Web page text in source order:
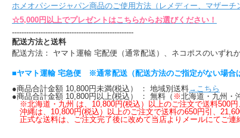
ホメオパシージャパン商品のご使用方法（レメディー、マザーチ
☆5,000円以上でプレゼントはこちらからお選びください！
---------------------------------------------------
配送方法と送料
配送方法： ヤマト運輸 宅配便（通常配送）、ネコポスのいずれ
■ヤマト運輸 宅急便 ※通常配送（配送方法のご指定がない場合
●商品合計金額 10,800円未満(税込） ： 地域別送料→こちら
●商品合計金額 10,800円以上(税込） ： 無料（ ※北海道・九州・
※北海道・九州 は、10,800円(税込）以上のご注文で送料500
沖縄は、10,800円(税込）以上のご注文で送料の650円引、
正式な送料は、ご注文完了後に改めて当店よりメールにてご連